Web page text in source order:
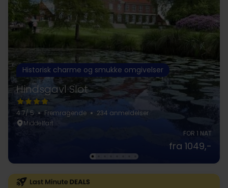
Historisk charme og smukke omgivelser
Hindsgavl Slot
4.7/ 5 Fremragende
234 anmeldelser
Middelfart
FOR 1 NAT
fra 1049,-